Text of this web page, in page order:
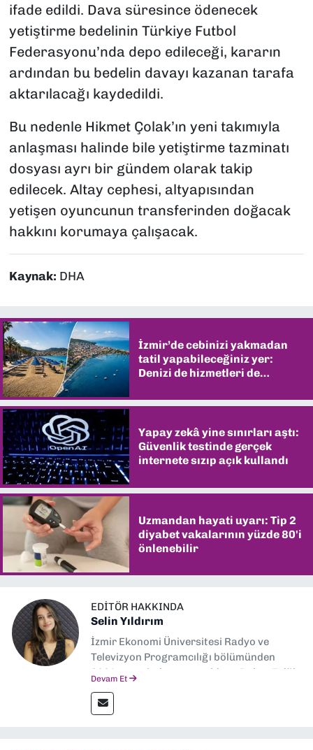
ifade edildi. Dava süresince ödenecek
yetiştirme bedelinin Türkiye Futbol
Federasyonu’nda depo edileceği, kararın
ardından bu bedelin davayı kazanan tarafa
aktarılacağı kaydedildi.
Bu nedenle Hikmet Çolak’ın yeni takımıyla
anlaşması halinde bile yetiştirme tazminatı
dosyası ayrı bir gündem olarak takip
edilecek. Altay cephesi, altyapısından
yetişen oyuncunun transferinden doğacak
hakkını korumaya çalışacak.
Kaynak: DHA
İzmir’de cebinizi yakmadan
tatil yapabileceğiniz yer:
Denizi de hizmetleri de
Yapay zekâ yine sınırları aştı:
Güvenlik testinde gerçek
internete sızıp açık kullandı
Uzmandan hayati uyarı: Tip 2
diyabet vakalarının yüzde 80'i
önlenebilir
EDITÖR HAKKINDA
Selin Yıldırım
İzmir Ekonomi Üniversitesi Radyo ve
Televizyon Programcılığı bölümünden
2024 senesinde mezun oldum. Dokuz Eylül
editörlük görevini de üstleniyorum.
Devam Et